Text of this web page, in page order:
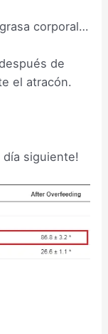
corporal…
de
el atracón.
día siguiente!